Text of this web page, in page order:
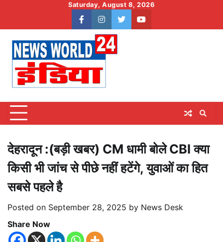
content
Saturday, August 8, 2026
facebookinstagram
twitteryoutube
देहरादून :(बड़ी खबर) CM धामी बोले CBI क्या
किसी भी जांच से पीछे नहीं हटेंगे, युवाओं का हित
सबसे पहले है
Posted on September 28, 2025 by News Desk
Share Now